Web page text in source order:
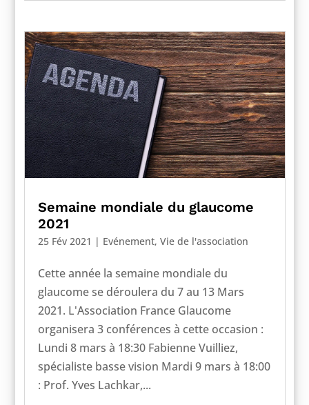
Semaine mondiale du glaucome
2021
25 Fév 2021 | Evénement, Vie de l'association
Cette année la semaine mondiale du
glaucome se déroulera du 7 au 13 Mars
2021. L'Association France Glaucome
organisera 3 conférences à cette occasion :
Lundi 8 mars à 18:30 Fabienne Vuilliez,
spécialiste basse vision Mardi 9 mars à 18:00
: Prof. Yves Lachkar,...